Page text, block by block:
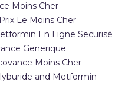
Moins Cher
Le Moins Cher
En Ligne Securisé
Generique
Moins Cher
and Metformin